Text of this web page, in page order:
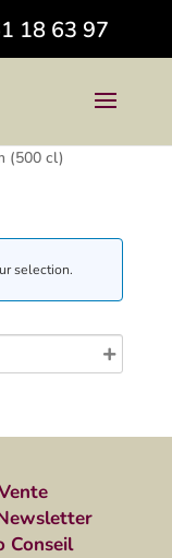
18 63 97
(500 cl)
selection.
Conseil